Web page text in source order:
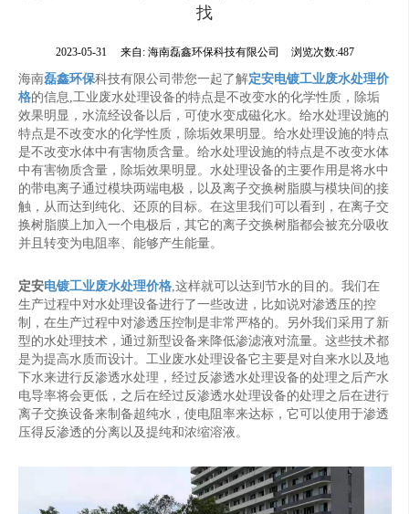
找
2023-05-31 来自: 海南磊鑫环保科技有限公司 浏览次数:487
海南磊鑫环保科技有限公司带您一起了解定安电镀工业废水处理价
格的信息,工业废水处理设备的特点是不改变水的化学性质，除垢
效果明显，水流经设备以后，可使水变成磁化水。给水处理设施的
特点是不改变水的化学性质，除垢效果明显。给水处理设施的特点
是不改变水体中有害物质含量。给水处理设施的特点是不改变水体
中有害物质含量，除垢效果明显。水处理设备的主要作用是将水中
的带电离子通过模块两端电极，以及离子交换树脂膜与模块间的接
触，从而达到纯化、还原的目标。在这里我们可以看到，在离子交
换树脂膜上加入一个电极后，其它的离子交换树脂都会被充分吸收
并且转变为电阻率、能够产生能量。
定安电镀工业废水处理价格,这样就可以达到节水的目的。我们在
生产过程中对水处理设备进行了一些改进，比如说对渗透压的控
制，在生产过程中对渗透压控制是非常严格的。另外我们采用了新
型的水处理技术，通过新型设备来降低渗滤液对流量。这些技术都
是为提高水质而设计。工业废水处理设备它主要是对自来水以及地
下水来进行反渗透水处理，经过反渗透水处理设备的处理之后产水
电导率将会更低，之后在经过反渗透水处理设备的处理之后在进行
离子交换设备来制备超纯水，使电阻率来达标，它可以使用于渗透
压得反渗透的分离以及提纯和浓缩溶液。